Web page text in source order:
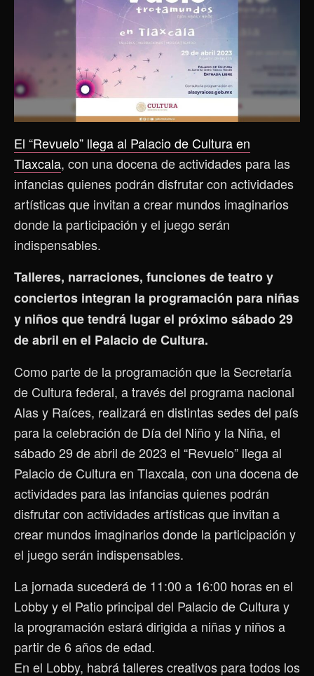
El “Revuelo” llega al Palacio de Cultura en
Tlaxcala, con una docena de actividades para las
infancias quienes podrán disfrutar con actividades
artísticas que invitan a crear mundos imaginarios
donde la participación y el juego serán
indispensables.
Talleres, narraciones, funciones de teatro y
conciertos integran la programación para niñas
y niños que tendrá lugar el próximo sábado 29
de abril en el Palacio de Cultura.
Como parte de la programación que la Secretaría
de Cultura federal, a través del programa nacional
Alas y Raíces, realizará en distintas sedes del país
para la celebración de Día del Niño y la Niña, el
sábado 29 de abril de 2023 el “Revuelo” llega al
Palacio de Cultura en Tlaxcala, con una docena de
actividades para las infancias quienes podrán
disfrutar con actividades artísticas que invitan a
crear mundos imaginarios donde la participación y
el juego serán indispensables.
La jornada sucederá de 11:00 a 16:00 horas en el
Lobby y el Patio principal del Palacio de Cultura y
la programación estará dirigida a niñas y niños a
partir de 6 años de edad.
En el Lobby, habrá talleres creativos para todos los